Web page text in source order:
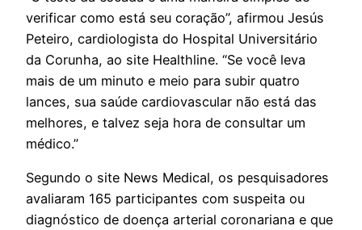
verificar como está seu coração”, afirmou Jesús
Peteiro, cardiologista do Hospital Universitário
da Corunha, ao site Healthline. “Se você leva
mais de um minuto e meio para subir quatro
lances, sua saúde cardiovascular não está das
melhores, e talvez seja hora de consultar um
médico.”
Segundo o site News Medical, os pesquisadores
avaliaram 165 participantes com suspeita ou
diagnóstico de doença arterial coronariana e que